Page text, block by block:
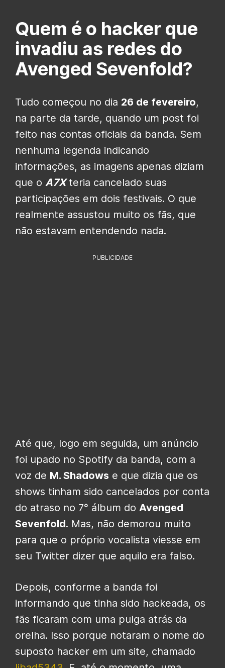
Quem é o hacker que
invadiu as redes do
Avenged Sevenfold?
Tudo começou no dia 26 de fevereiro,
na parte da tarde, quando um post foi
feito nas contas oficiais da banda. Sem
nenhuma legenda indicando
informações, as imagens apenas diziam
que o A7Xteria cancelado suas
participações em dois festivais. O que
realmente assustou muito os fãs, que
não estavam entendendo nada.
PUBLICIDADE
Até que, logo em seguida, um anúncio
foi upado no Spotify da banda, com a
voz de M. Shadows e que dizia que os
shows tinham sido cancelados por conta
do atraso no 7° álbum do Avenged
Sevenfold. Mas, não demorou muito
para que o próprio vocalista viesse em
seu Twitter dizer que aquilo era falso.
Depois, conforme a banda foi
informando que tinha sido hackeada, os
fãs ficaram com uma pulga atrás da
orelha. Isso porque notaram o nome do
suposto hacker em um site, chamado